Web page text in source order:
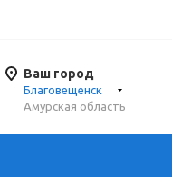
Ваш город
Благовещенск
Амурская область